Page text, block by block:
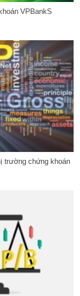
VPBankS
trường chứng khoán